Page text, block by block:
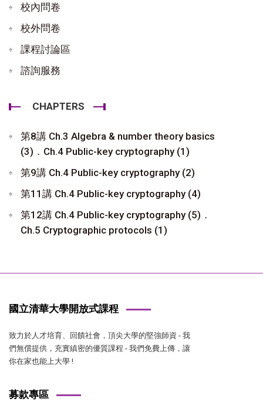
校內問卷
校外問卷
課程討論區
諮詢服務
CHAPTERS
第8講 Ch.3 Algebra & number theory basics
(3)．Ch.4 Public-key cryptography (1)
第9講 Ch.4 Public-key cryptography (2)
第11講 Ch.4 Public-key cryptography (4)
第12講 Ch.4 Public-key cryptography (5)．
Ch.5 Cryptographic protocols (1)
國立清華大學開放式課程
致力於人才培育、回饋社會，頂尖大學的堅強師資 - 我
們無償提供，充實縝密的優質課程 - 我們免費上傳，讓
你在家也能上大學 !
募款專區